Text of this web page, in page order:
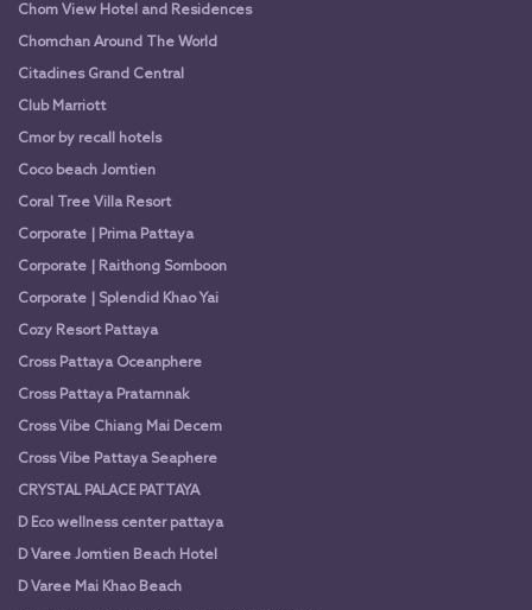
Chom View Hotel and Residences
Chomchan Around The World
Citadines Grand Central
Club Marriott
Cmor by recall hotels
Coco beach Jomtien
Coral Tree Villa Resort
Corporate | Prima Pattaya
Corporate | Raithong Somboon
Corporate | Splendid Khao Yai
Cozy Resort Pattaya
Cross Pattaya Oceanphere
Cross Pattaya Pratamnak
Cross Vibe Chiang Mai Decem
Cross Vibe Pattaya Seaphere
CRYSTAL PALACE PATTAYA
D Eco wellness center pattaya
D Varee Jomtien Beach Hotel
D Varee Mai Khao Beach